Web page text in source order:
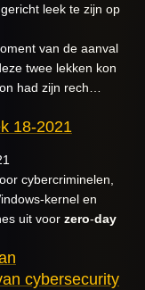
leek te zijn op
van de aanval
twee lekken kon
had zijn rech…
18-2021
cybercriminelen,
kernel en
uit voor zero-day
cybersecurity